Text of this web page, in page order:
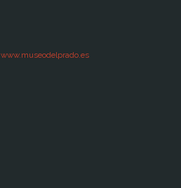
www.museodelprado.es